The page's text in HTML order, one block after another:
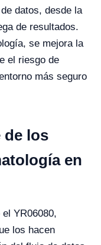
datos, desde la
de resultados.
se mejora la
el riesgo de
más seguro
de los
en
YR06080,
los hacen